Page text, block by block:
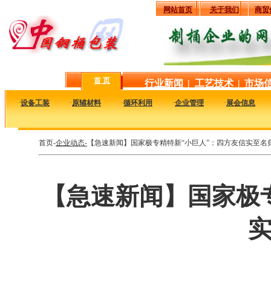
网站首页 关于我们 商贸
首 页 行业新闻 | 工艺技术 | 市场
·设备工装 ·原辅材料 ·循环利用 ·企业管理 ·展会信息
首页-企业动态- 【急速新闻】国家极专精特新“小巨人”：四方友信实至名
【急速新闻】国家